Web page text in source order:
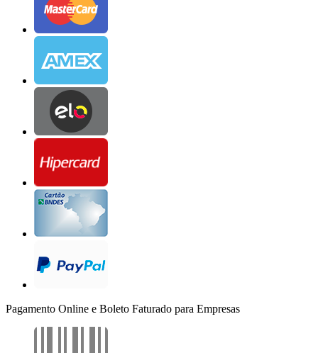
Pagamento Online e Boleto Faturado para Empresas